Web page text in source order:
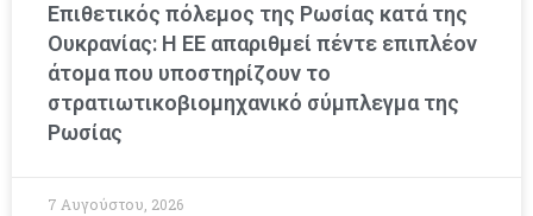
Επιθετικός πόλεμος της Ρωσίας κατά της
Ουκρανίας: Η ΕΕ απαριθμεί πέντε επιπλέον
άτομα που υποστηρίζουν το
στρατιωτικοβιομηχανικό σύμπλεγμα της
Ρωσίας
7 Αυγούστου, 2026